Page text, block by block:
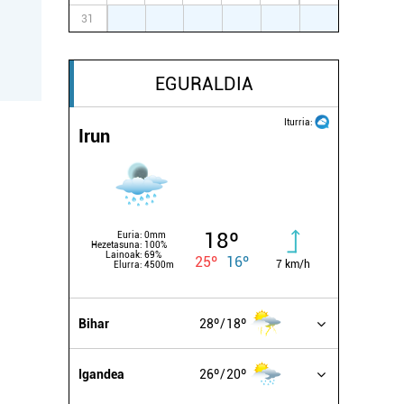
31
EGURALDIA
Iturria:
Irun
Euria: 0mm
Hezetasuna: 100%
Lainoak: 69%
Elurra: 4500m
18º
25º 16º 7 km/h
Bihar 28º 18º
Igandea 26º 20º